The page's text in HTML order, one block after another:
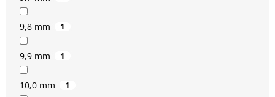
9,8 mm 1
9,9 mm 1
10,0 mm 1